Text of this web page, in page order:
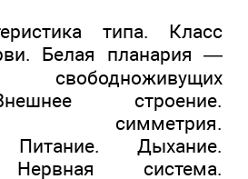
типа. Класс
Белая планария —
свободноживущих
строение.
симметрия.
Питание. Дыхание.
система.